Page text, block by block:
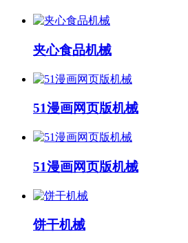
夹心食品机械
51漫画网页版机械
51漫画网页版机械
饼干机械